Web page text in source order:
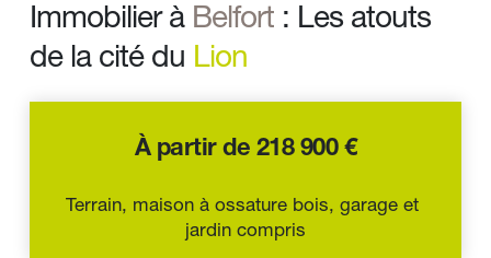
Immobilier à Belfort : Les atouts
de la cité du Lion
À partir de 218 900 €
Terrain, maison à ossature bois, garage et
jardin compris